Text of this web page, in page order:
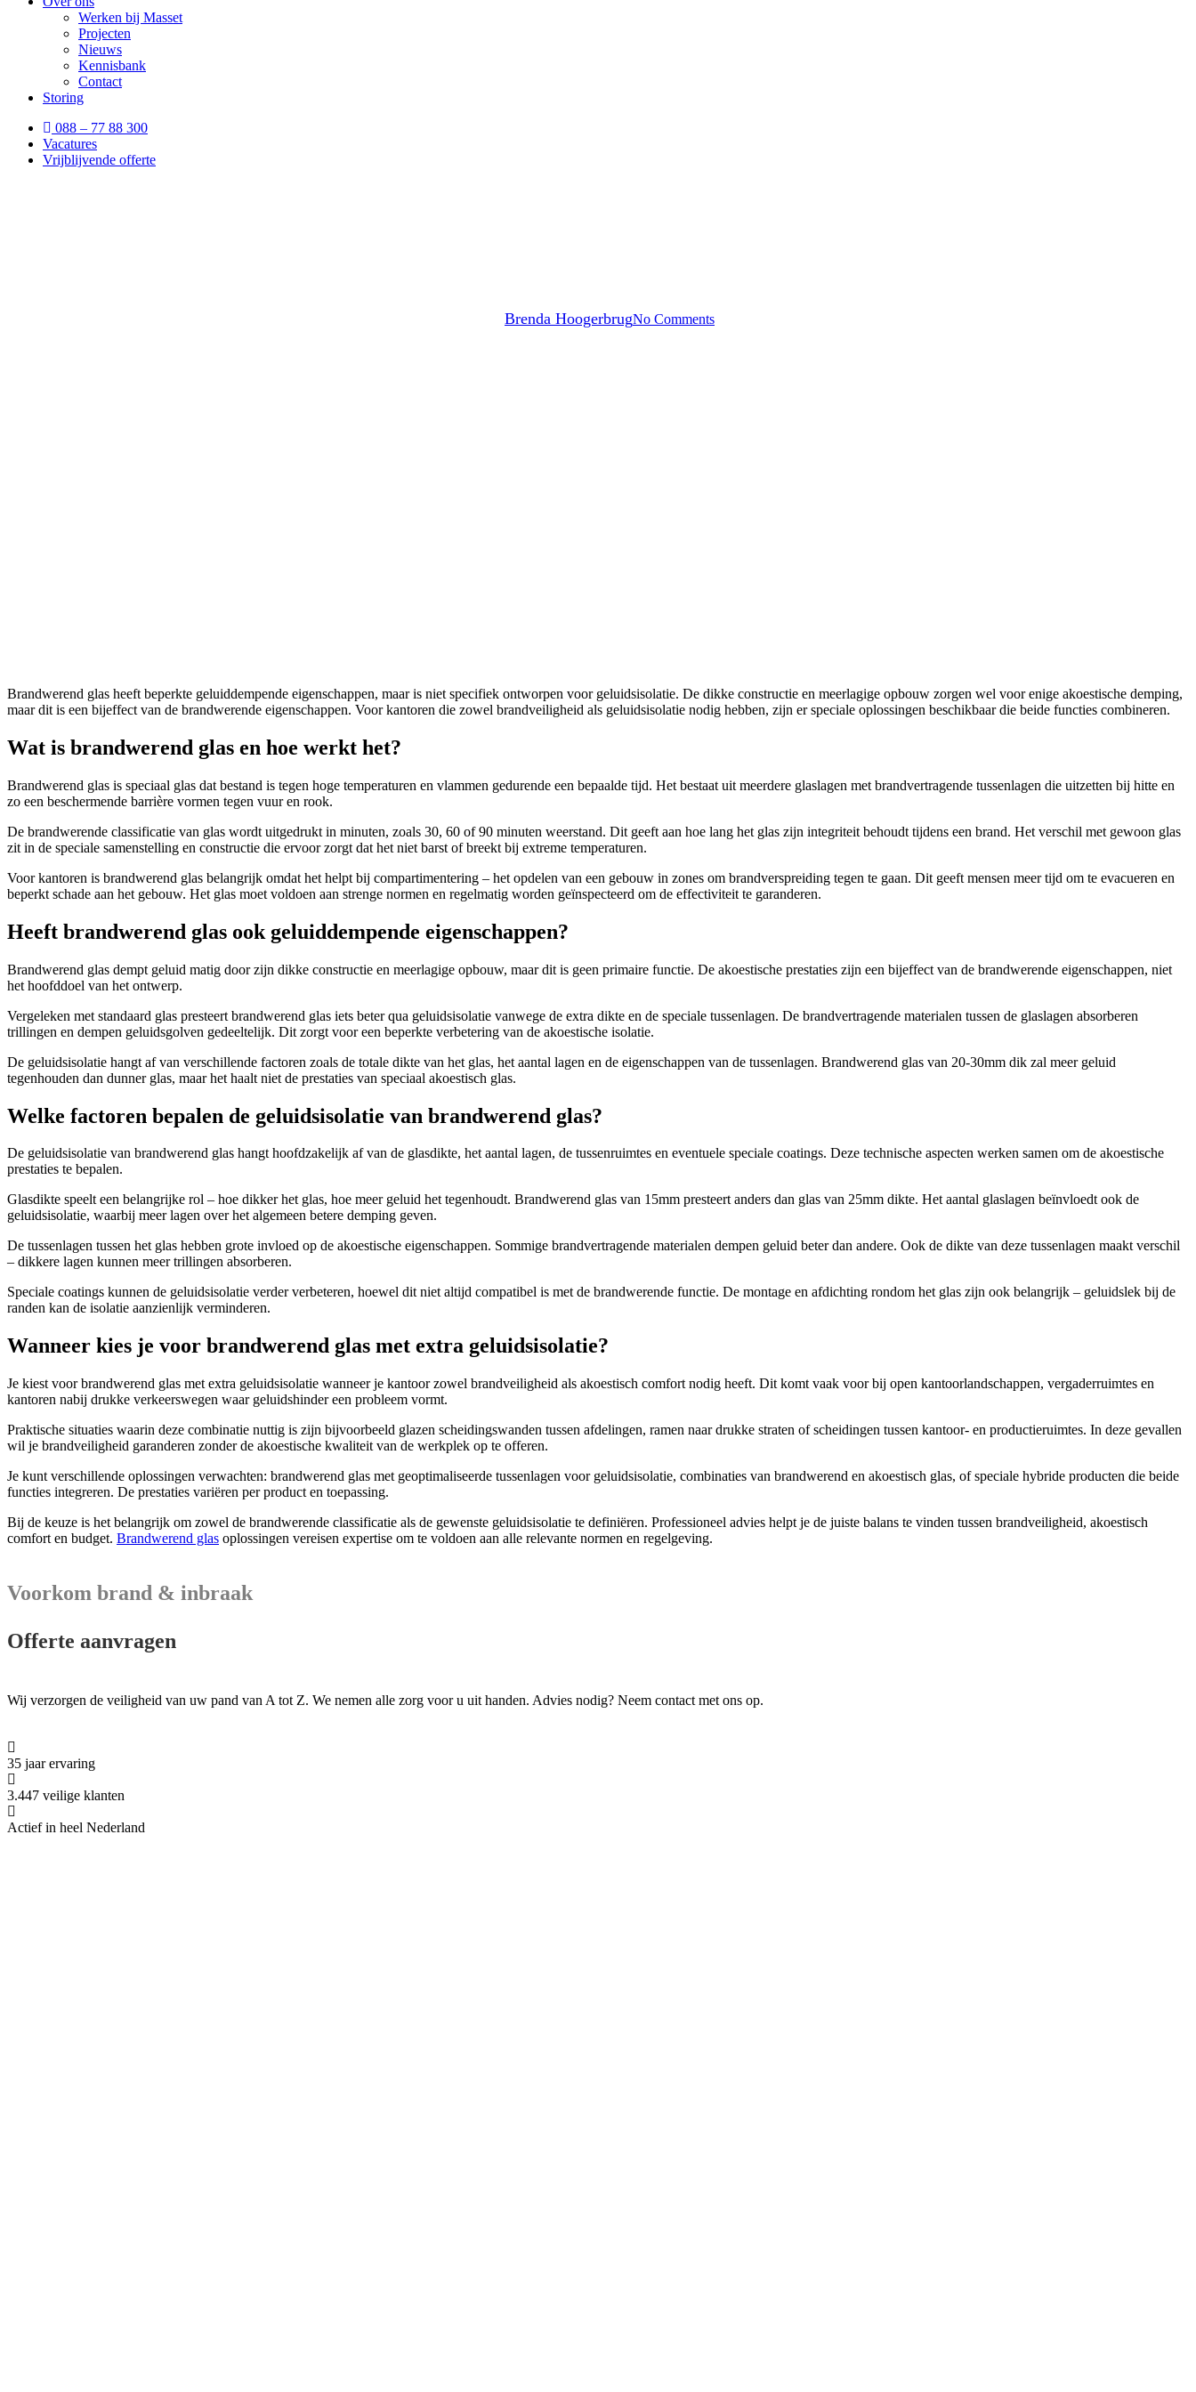
Werken bij Masset
Projecten
Nieuws
Kennisbank
Contact
Storing
088 – 77 88 300
Vacatures
Vrijblijvende offerte
Brenda HoogerbrugNo Comments
Brandwerend glas heeft beperkte geluiddempende eigenschappen, maar is niet specifiek ontworpen voor geluidsisolatie. De dikke constructie en meerlagige opbouw zorgen wel voor enige akoestische demping,
maar dit is een bijeffect van de brandwerende eigenschappen. Voor kantoren die zowel brandveiligheid als geluidsisolatie nodig hebben, zijn er speciale oplossingen beschikbaar die beide functies combineren.
Wat is brandwerend glas en hoe werkt het?
Brandwerend glas is speciaal glas dat bestand is tegen hoge temperaturen en vlammen gedurende een bepaalde tijd. Het bestaat uit meerdere glaslagen met brandvertragende tussenlagen die uitzetten bij hitte en
zo een beschermende barrière vormen tegen vuur en rook.
De brandwerende classificatie van glas wordt uitgedrukt in minuten, zoals 30, 60 of 90 minuten weerstand. Dit geeft aan hoe lang het glas zijn integriteit behoudt tijdens een brand. Het verschil met gewoon glas
zit in de speciale samenstelling en constructie die ervoor zorgt dat het niet barst of breekt bij extreme temperaturen.
Voor kantoren is brandwerend glas belangrijk omdat het helpt bij compartimentering – het opdelen van een gebouw in zones om brandverspreiding tegen te gaan. Dit geeft mensen meer tijd om te evacueren en
beperkt schade aan het gebouw. Het glas moet voldoen aan strenge normen en regelmatig worden geïnspecteerd om de effectiviteit te garanderen.
Heeft brandwerend glas ook geluiddempende eigenschappen?
Brandwerend glas dempt geluid matig door zijn dikke constructie en meerlagige opbouw, maar dit is geen primaire functie. De akoestische prestaties zijn een bijeffect van de brandwerende eigenschappen, niet
het hoofddoel van het ontwerp.
Vergeleken met standaard glas presteert brandwerend glas iets beter qua geluidsisolatie vanwege de extra dikte en de speciale tussenlagen. De brandvertragende materialen tussen de glaslagen absorberen
trillingen en dempen geluidsgolven gedeeltelijk. Dit zorgt voor een beperkte verbetering van de akoestische isolatie.
De geluidsisolatie hangt af van verschillende factoren zoals de totale dikte van het glas, het aantal lagen en de eigenschappen van de tussenlagen. Brandwerend glas van 20-30mm dik zal meer geluid
tegenhouden dan dunner glas, maar het haalt niet de prestaties van speciaal akoestisch glas.
Welke factoren bepalen de geluidsisolatie van brandwerend glas?
De geluidsisolatie van brandwerend glas hangt hoofdzakelijk af van de glasdikte, het aantal lagen, de tussenruimtes en eventuele speciale coatings. Deze technische aspecten werken samen om de akoestische
prestaties te bepalen.
Glasdikte speelt een belangrijke rol – hoe dikker het glas, hoe meer geluid het tegenhoudt. Brandwerend glas van 15mm presteert anders dan glas van 25mm dikte. Het aantal glaslagen beïnvloedt ook de
geluidsisolatie, waarbij meer lagen over het algemeen betere demping geven.
De tussenlagen tussen het glas hebben grote invloed op de akoestische eigenschappen. Sommige brandvertragende materialen dempen geluid beter dan andere. Ook de dikte van deze tussenlagen maakt verschil
– dikkere lagen kunnen meer trillingen absorberen.
Speciale coatings kunnen de geluidsisolatie verder verbeteren, hoewel dit niet altijd compatibel is met de brandwerende functie. De montage en afdichting rondom het glas zijn ook belangrijk – geluidslek bij de
randen kan de isolatie aanzienlijk verminderen.
Wanneer kies je voor brandwerend glas met extra geluidsisolatie?
Je kiest voor brandwerend glas met extra geluidsisolatie wanneer je kantoor zowel brandveiligheid als akoestisch comfort nodig heeft. Dit komt vaak voor bij open kantoorlandschappen, vergaderruimtes en
kantoren nabij drukke verkeerswegen waar geluidshinder een probleem vormt.
Praktische situaties waarin deze combinatie nuttig is zijn bijvoorbeeld glazen scheidingswanden tussen afdelingen, ramen naar drukke straten of scheidingen tussen kantoor- en productieruimtes. In deze gevallen
wil je brandveiligheid garanderen zonder de akoestische kwaliteit van de werkplek op te offeren.
Je kunt verschillende oplossingen verwachten: brandwerend glas met geoptimaliseerde tussenlagen voor geluidsisolatie, combinaties van brandwerend en akoestisch glas, of speciale hybride producten die beide
functies integreren. De prestaties variëren per product en toepassing.
Bij de keuze is het belangrijk om zowel de brandwerende classificatie als de gewenste geluidsisolatie te definiëren. Professioneel advies helpt je de juiste balans te vinden tussen brandveiligheid, akoestisch
comfort en budget. Brandwerend glas oplossingen vereisen expertise om te voldoen aan alle relevante normen en regelgeving.
Voorkom brand & inbraak
Offerte aanvragen
Wij verzorgen de veiligheid van uw pand van A tot Z. We nemen alle zorg voor u uit handen. Advies nodig? Neem contact met ons op.
35 jaar ervaring
3.447 veilige klanten
Actief in heel Nederland